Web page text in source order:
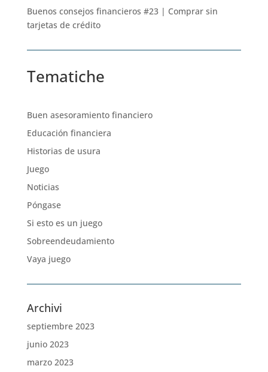
Buenos consejos financieros #23 | Comprar sin
tarjetas de crédito
Tematiche
Buen asesoramiento financiero
Educación financiera
Historias de usura
Juego
Noticias
Póngase
Si esto es un juego
Sobreendeudamiento
Vaya juego
Archivi
septiembre 2023
junio 2023
marzo 2023